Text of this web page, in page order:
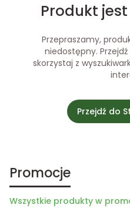
Produkt
Przepraszamy,
niedostępny.
skorzystaj z
Przejdź do
Promocje
Wszystkie produkty w